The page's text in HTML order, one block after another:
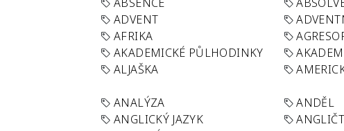
ADVENT
AFRIKA
AKADEMICKÉ PŮLHODINKY
ALJAŠKA
ANALÝZA ANDĚL
ANGLICKÝ JAZYK